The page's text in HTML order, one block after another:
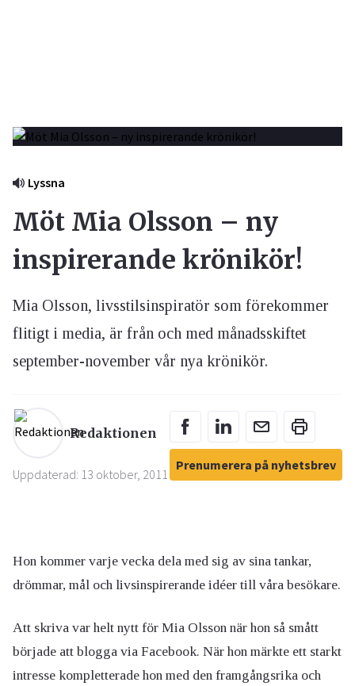
Lyssna
Möt Mia Olsson – ny
inspirerande krönikör!
Mia Olsson, livsstilsinspiratör som förekommer
flitigt i media, är från och med månadsskiftet
september-november vår nya krönikör.
Redaktionen
Uppdaterad: 13 oktober, 2011
Prenumerera på nyhetsbrev
Hon kommer varje vecka dela med sig av sina tankar,
drömmar, mål och livsinspirerande idéer till våra besökare.
Att skriva var helt nytt för Mia Olsson när hon så smått
började att blogga via Facebook. När hon märkte ett starkt
intresse kompletterade hon med den framgångsrika och